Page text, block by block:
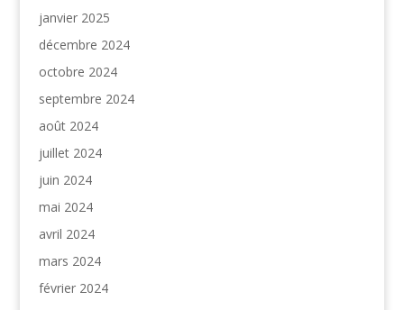
janvier 2025
décembre 2024
octobre 2024
septembre 2024
août 2024
juillet 2024
juin 2024
mai 2024
avril 2024
mars 2024
février 2024